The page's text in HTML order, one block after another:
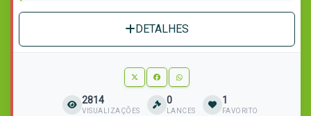
DETALHES
2814
VISUALIZAÇÕES
0
LANCES
1
FAVORITO